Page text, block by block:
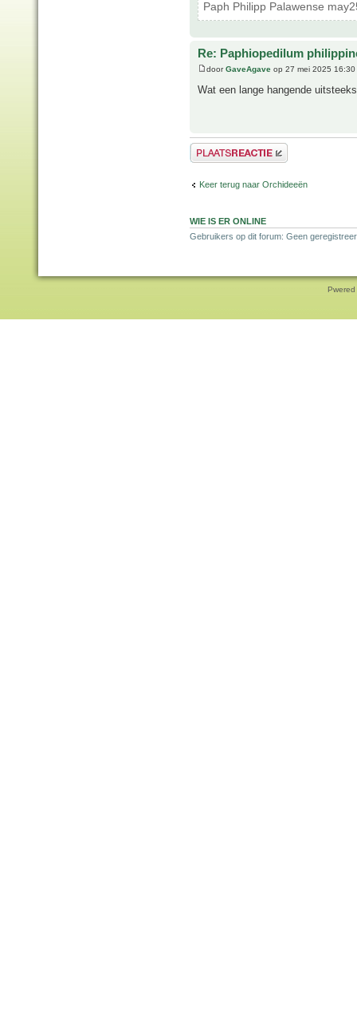
Paph Philipp Palawense
Re: Paphiopedilum
doorGaveAgave op 27 mei 2025 16:30
Wat een lange hangende
Plaats een reactie
Keer terug naar Orchideeën
WIE IS ER ONLINE
Gebruikers op dit forum: Geen